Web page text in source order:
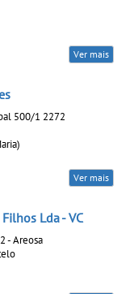
Ver mais
500/1 2272
Ver mais
Lda - VC
- Areosa